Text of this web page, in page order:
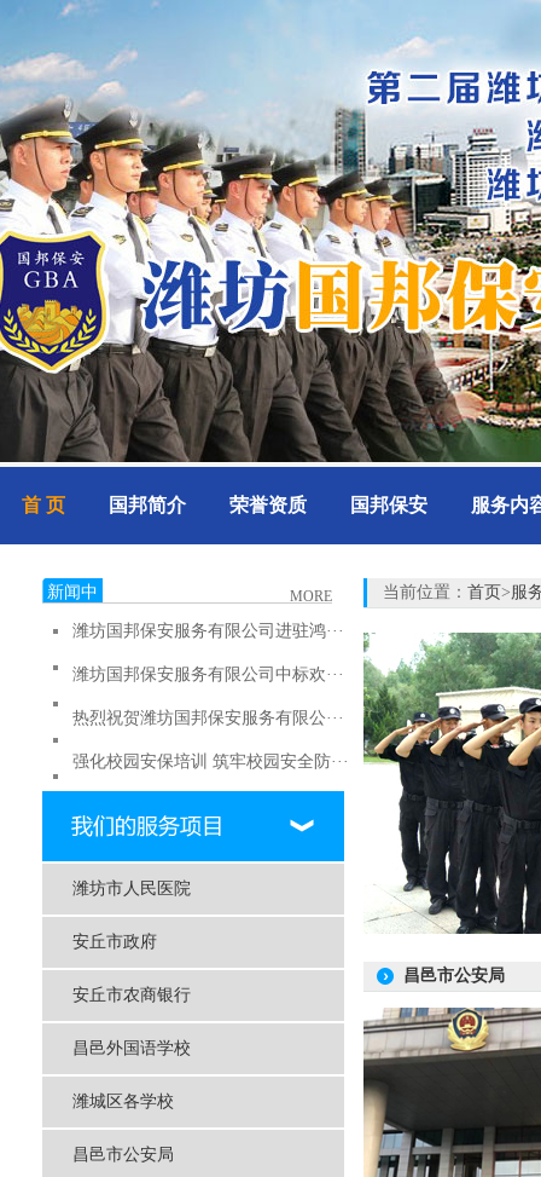
首 页 国邦简介 荣誉资质 国邦保安 服务内
新闻中
心
MORE
潍坊国邦保安服务有限公司进驻鸿···
潍坊国邦保安服务有限公司中标欢···
热烈祝贺潍坊国邦保安服务有限公···
强化校园安保培训 筑牢校园安全防···
潍坊国邦保安服务有限公司中标潍···
2023潍坊国邦保安服务有限公司总···
潍坊国邦保安服务有限公司成功入···
潍坊市人民医院
安丘市政府
安丘市农商银行
昌邑外国语学校
潍城区各学校
昌邑市公安局
当前位置： 首页>服
昌邑市公安局